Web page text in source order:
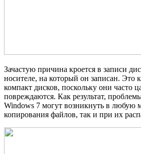
Зачастую причина кроется в записи
носителе, на который он записан. Это
компакт дисков, поскольку они часто
повреждаются. Как результат,
Windows 7 могут возникнуть в любую
копирования файлов, так и при их